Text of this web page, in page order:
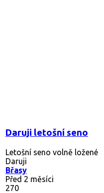
Daruji letošní seno
Letošní seno volně ložené
Daruji
Břasy
Před 2 měsíci
270